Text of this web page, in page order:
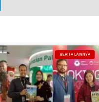
BERITA LAINNYA